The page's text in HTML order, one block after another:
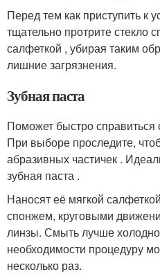
Перед тем как приступить к
тщательно протрите стекло
салфеткой , убирая таким
лишние загрязнения.
Зубная паста
Поможет быстро
При выборе проследите,
абразивных частичек .
зубная паста .
Наносят её мягкой
спонжем, круговыми
линзы. Смыть лучше
необходимости процедуру
несколько раз.